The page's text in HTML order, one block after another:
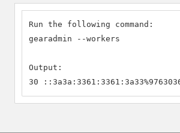
Run the following command:
gearadmin --workers
Output:
30